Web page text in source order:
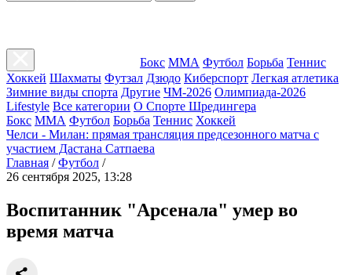
Бокс ММА Футбол Борьба Теннис
Хоккей Шахматы Футзал Дзюдо Киберспорт Легкая атлетика
Зимние виды спорта Другие ЧМ-2026 Олимпиада-2026
Lifestyle Все категории О Спорте Шредингера
Бокс ММА Футбол Борьба Теннис Хоккей
Челси - Милан: прямая трансляция предсезонного матча с
участием Дастана Сатпаева
Главная / Футбол /
26 сентября 2025, 13:28
Воспитанник "Арсенала" умер во
время матча